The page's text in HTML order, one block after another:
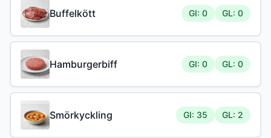
Buffelkött GI: 0 GL: 0
Hamburgerbiff GI: 0 GL: 0
Smörkyckling GI: 35 GL: 2